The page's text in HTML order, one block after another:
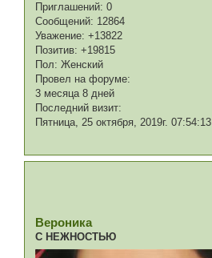
Приглашений: 0
Сообщений: 12864
Уважение: +13822
Позитив: +19815
Пол: Женский
Провел на форуме:
3 месяца 8 дней
Последний визит:
Пятница, 25 октября, 2019г. 07:54:13
Вероника
С НЕЖНОСТЬЮ